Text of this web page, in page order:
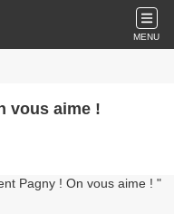
MENU
vous aime !